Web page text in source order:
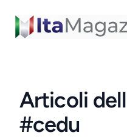
ItaMagazine
Articoli
#cedu